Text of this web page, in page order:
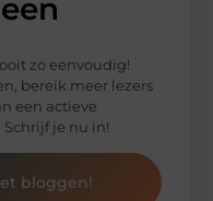
zo eenvoudig!
bereik meer lezers
een actieve
je nu in!
bloggen!